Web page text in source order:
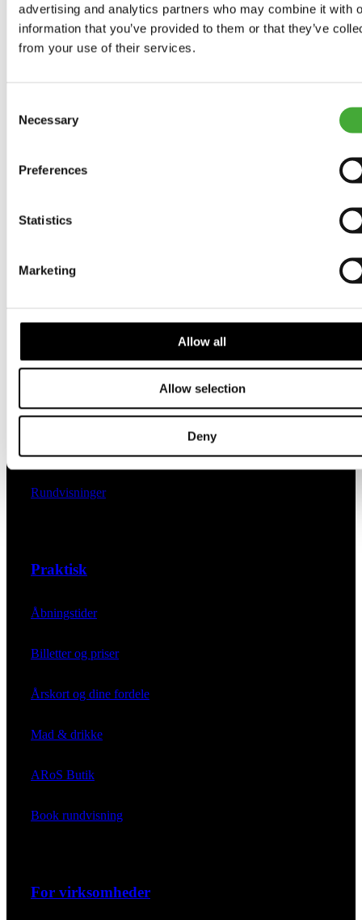
advertising and analytics partners who may combine it with
information that you’ve provided to them or that they’ve
from your use of their services.
Selection
Necessary
Preferences
Statistics
Marketing
Allow all
Allow selection
Deny
As Seen Below
Your rainbow panorama
Program 2026
Ferniseringer
Foredrag
For dig med årskort
Rundvisninger
Praktisk
Åbningstider
Billetter og priser
Årskort og dine fordele
Mad & drikke
ARoS Butik
Book rundvisning
For virksomheder